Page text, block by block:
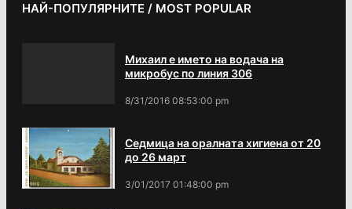
НАЙ-ПОПУЛЯРНИТЕ / MOST POPULAR
Михаил е името на водача на
микробус по линия 306
8/31/2016 08:53:00 pm
Седмица на оралната хигиена от 20
до 26 март
3/01/2017 01:48:00 pm